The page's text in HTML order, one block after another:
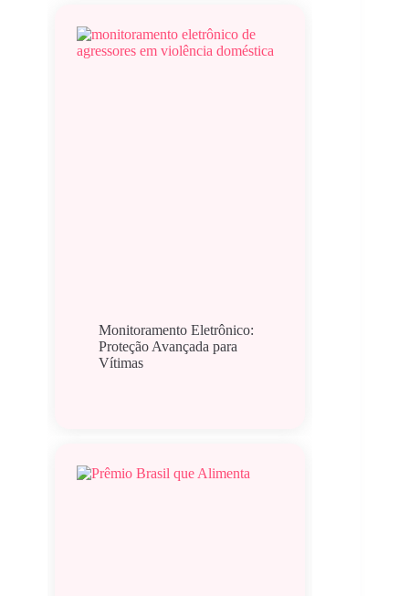
Monitoramento Eletrônico:
Proteção Avançada para
Vítimas